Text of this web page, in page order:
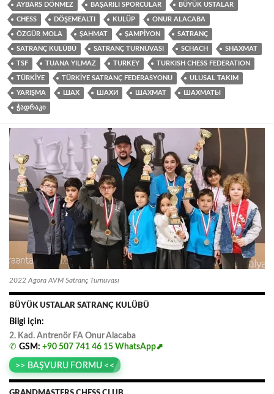
AYBARS DÖNMEZ BAŞARILI SPORCULAR BÜYÜK USTALAR
CHESS DÖŞEMEALTI KULÜP ONUR ALACABA
ÖZGÜR MOLA ŞAHMAT ŞAMPIYON SATRANÇ
SATRANÇ KULÜBÜ SATRANÇ TURNUVASI SCHACH SHAXMAT
TSF TUANA YILMAZ TURKEY TURKISH CHESS FEDERATION
TÜRKIYE TÜRKIYE SATRANÇ FEDERASYONU ULUSAL TAKIM
YARIŞMA ШАХ ШАХИ ШАХМАТ ШАХМАТЫ
ᲭᲐᲓᲠᲐᲙᲘ
2022 Agora AVM Satranç Turnuvası
BÜYÜK USTALAR SATRANÇ KULÜBÜ
Bilgi için:
2. Kad. Antrenör FA Onur.Alacaba
✆ GSM: +90 507 741 46 15 WhatsApp⬈
>> BAŞVURU FORMU <<